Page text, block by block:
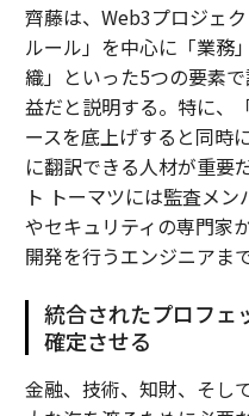
齊藤は、Web3プロジェ
ルール」を中心に「業務
織」といった5つの要素
益だと説明する。特に、
ースを底上げすると同時
に翻訳できる人材が重要
ト トーマツには監査メ
やセキュリティの専門家
開発を行うエンジニアま
統合されたプロフェ
確定させる
金融、技術、知財、そし